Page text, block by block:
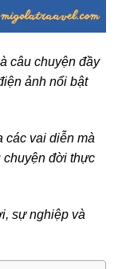
câu chuyện đầy
ảnh nổi bật
các vai diễn mà
chuyện đời thực
sự nghiệp và